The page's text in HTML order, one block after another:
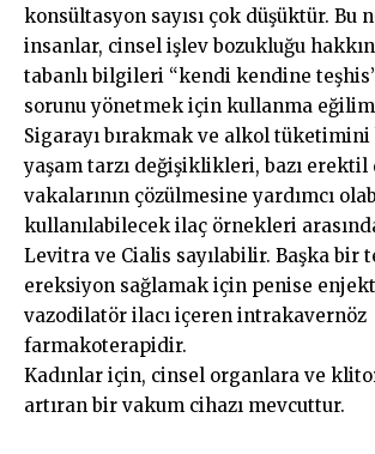
konsültasyon sayısı çok düşüktür. Bu
insanlar, cinsel işlev bozukluğu
tabanlı bilgileri “kendi kendine
sorunu yönetmek için kullanma
Sigarayı bırakmak ve alkol
yaşam tarzı değişiklikleri, bazı
vakalarının çözülmesine yardımcı
kullanılabilecek ilaç örnekleri
Levitra ve Cialis sayılabilir. Başka bir
ereksiyon sağlamak için penise
vazodilatör ilacı içeren intrakavernöz
farmakoterapidir.
Kadınlar için, cinsel organlara ve
artıran bir vakum cihazı mevcuttur.